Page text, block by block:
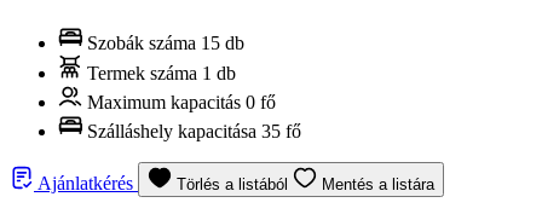
Szobák száma 15 db
Termek száma 1 db
Maximum kapacitás 0 fő
Szálláshely kapacitása 35 fő
Ajánlatkérés Törlés a listából Mentés a listára